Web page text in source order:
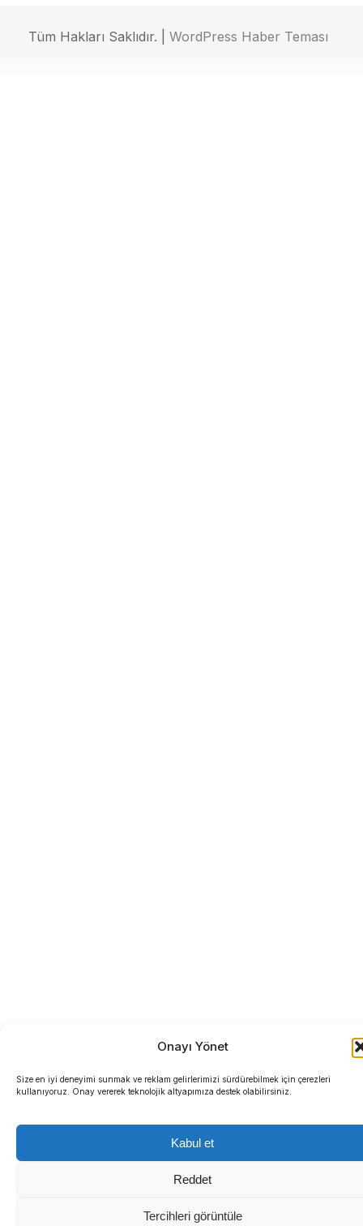
Onayı Yönet
Size en iyi deneyimi sunmak ve reklam gelirlerimizi sürdürebilmek için çerezleri
kullanıyoruz. Onay vererek teknolojik altyapımıza destek olabilirsiniz.
Kabul et
Reddet
Tercihleri görüntüle
Tüm Hakları Saklıdır. | WordPress Haber Teması